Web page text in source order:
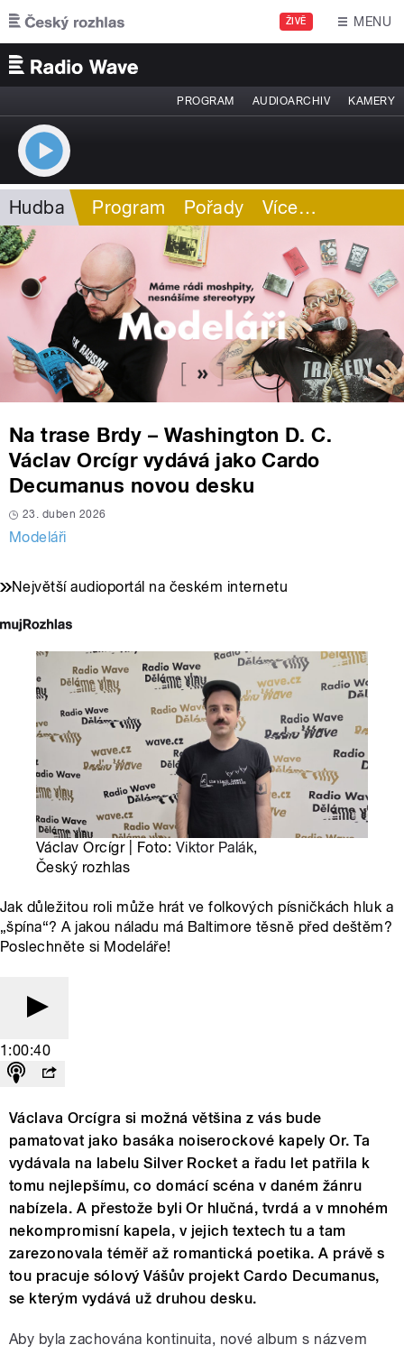
Přejít k hlavnímu obsahu
ŽIVĚ MENU
PROGRAM AUDIOARCHIV KAMERY
Hudba Program Pořady Více…
Na trase Brdy – Washington D. C.
Václav Orcígr vydává jako Cardo
Decumanus novou desku
23. duben 2026
Modeláři
Největší audioportál na českém internetu
Václav Orcígr | Foto: Viktor Palák,
Český rozhlas
Jak důležitou roli může hrát ve folkových písničkách hluk a
„špína“? A jakou náladu má Baltimore těsně před deštěm?
Poslechněte si Modeláře!
1:00:40
Václava Orcígra si možná většina z vás bude
pamatovat jako basáka noiserockové kapely Or. Ta
vydávala na labelu Silver Rocket a řadu let patřila k
tomu nejlepšímu, co domácí scéna v daném žánru
nabízela. A přestože byli Or hlučná, tvrdá a v mnohém
nekompromisní kapela, v jejich textech tu a tam
zarezonovala téměř až romantická poetika. A právě s
tou pracuje sólový Vášův projekt Cardo Decumanus,
se kterým vydává už druhou desku.
Aby byla zachována kontinuita, nové album s názvem